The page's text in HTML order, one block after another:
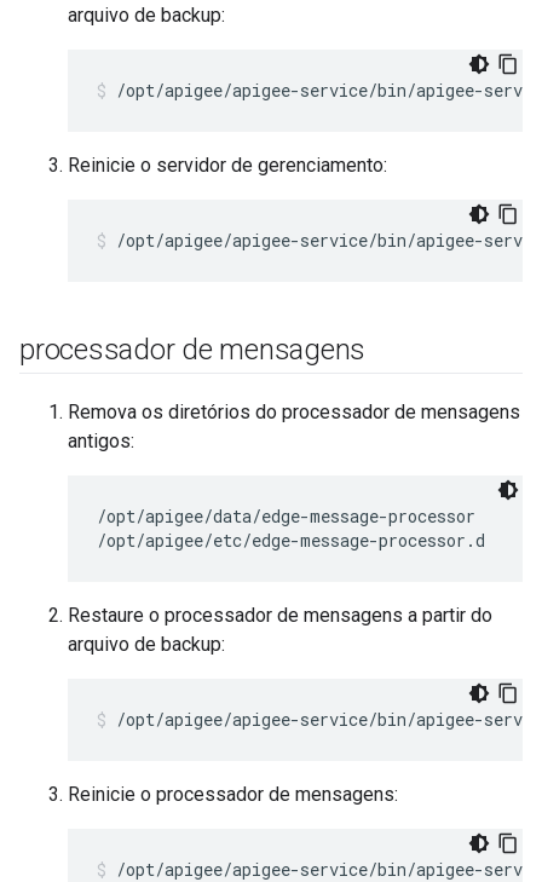
arquivo de backup:
/opt/apigee/apigee-service/bin/apigee-
Reinicie o servidor de gerenciamento:
/opt/apigee/apigee-service/bin/apigee-
processador de mensagens
Remova os diretórios do processador de mensagens
antigos:
/opt/apigee/data/edge-message-processor
/opt/apigee/etc/edge-message-processor.d
Restaure o processador de mensagens a partir do
arquivo de backup:
/opt/apigee/apigee-service/bin/apigee-
Reinicie o processador de mensagens:
/opt/apigee/apigee-service/bin/apigee-